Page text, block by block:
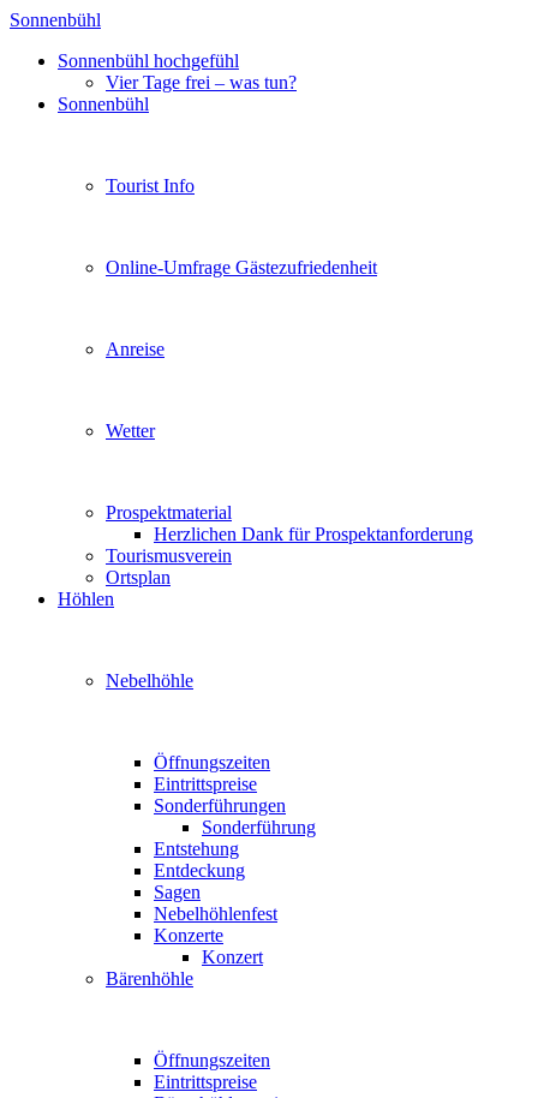
Sonnenbühl
Sonnenbühl hochgefühl
Vier Tage frei – was tun?
Sonnenbühl
Tourist Info
Online-Umfrage Gästezufriedenheit
Anreise
Wetter
Prospektmaterial
Herzlichen Dank für Prospektanforderung
Tourismusverein
Ortsplan
Höhlen
Nebelhöhle
Öffnungszeiten
Eintrittspreise
Sonderführungen
Sonderführung
Entstehung
Entdeckung
Sagen
Nebelhöhlenfest
Konzerte
Konzert
Bärenhöhle
Öffnungszeiten
Eintrittspreise